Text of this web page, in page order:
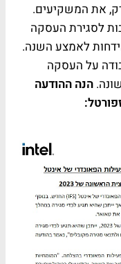
את המשקיעים.
לסגירת העסקה
לאמצע השנה.
על העסקה
הנה ההודעה